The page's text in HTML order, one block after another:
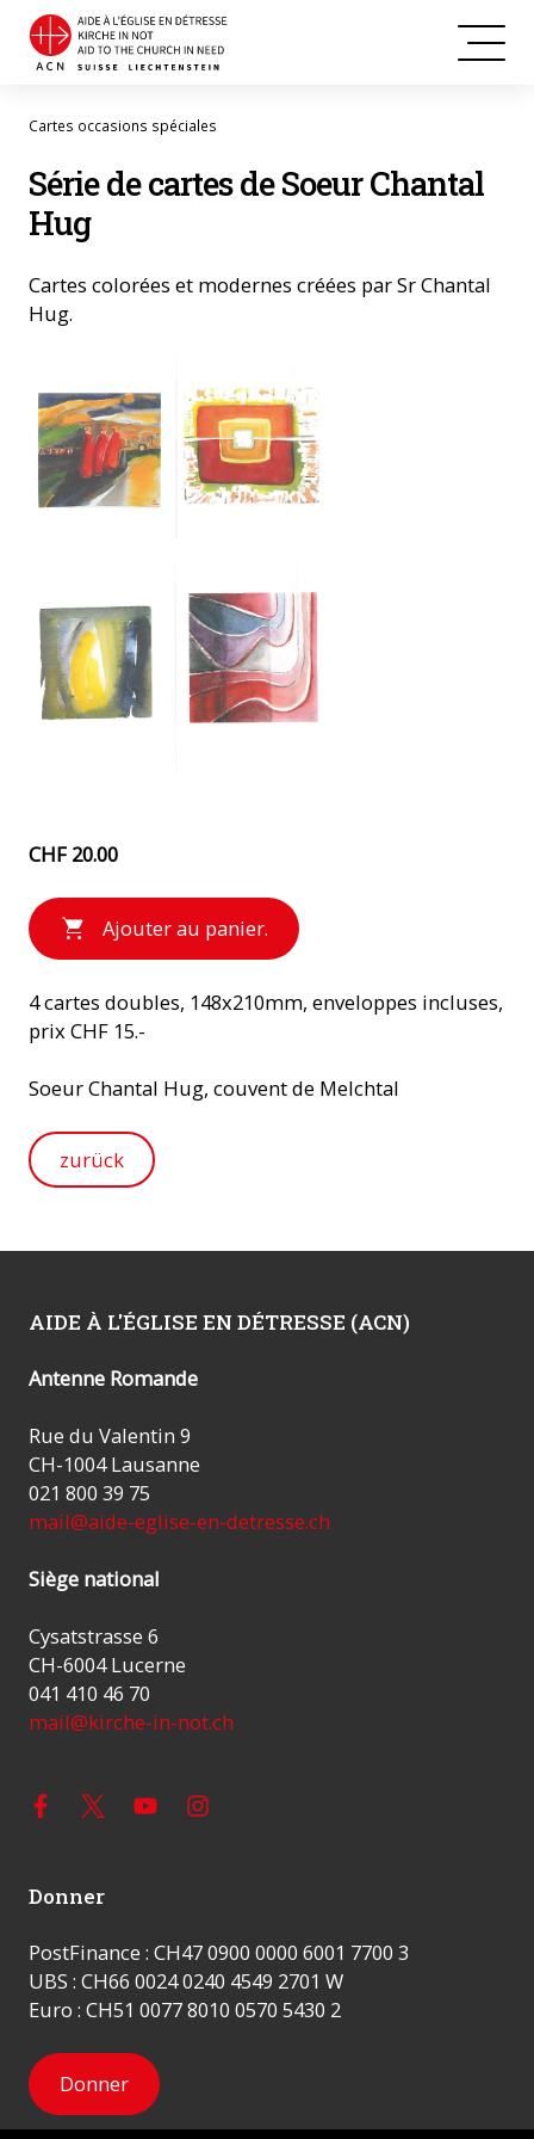
Cartes occasions spéciales
Série de cartes de Soeur Chantal
Hug
Cartes colorées et modernes créées par Sr Chantal
Hug.
CHF 20.00
Ajouter au panier.
4 cartes doubles, 148x210mm, enveloppes incluses,
prix CHF 15.-
Soeur Chantal Hug, couvent de Melchtal
zurück
AIDE À L'ÉGLISE EN DÉTRESSE (ACN)
Antenne Romande
Rue du Valentin 9
CH-1004 Lausanne
021 800 39 75
mail@aide-eglise-en-detresse.ch
Siège national
Cysatstrasse 6
CH-6004 Lucerne
041 410 46 70
mail@kirche-in-not.ch
Donner
PostFinance : CH47 0900 0000 6001 7700 3
UBS : CH66 0024 0240 4549 2701 W
Euro : CH51 0077 8010 0570 5430 2
Donner